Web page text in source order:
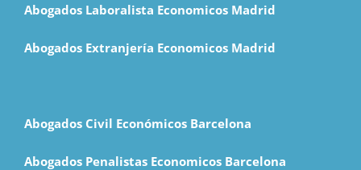
Abogados Laboralista Economicos Madrid
Abogados Extranjería Economicos Madrid
Abogados Civil Económicos Barcelona
Abogados Penalistas Economicos Barcelona